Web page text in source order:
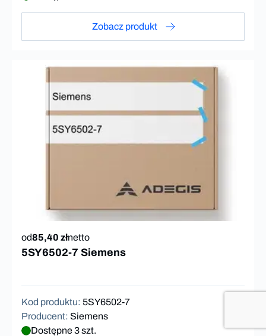
Zobacz produkt
od85,40 złnetto
5SY6502-7 Siemens
Kod produktu: 5SY6502-7
Producent: Siemens
Dostępne 3 szt.